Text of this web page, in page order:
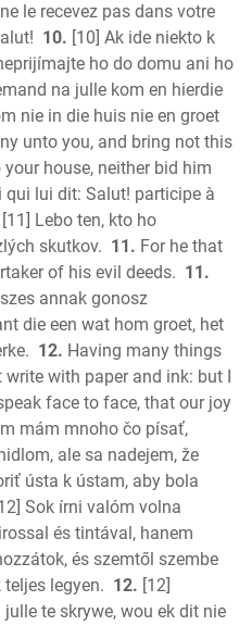
le recevez pas dans votre
10. [10] Ak ide niekto k
ho do domu ani ho
na julle kom en hierdie
nie in die huis nie en groet
unto you, and bring not this
house, neither bid him
qui lui dit: Salut! participe à
[11] Lebo ten, kto ho
skutkov. 11. For he that
of his evil deeds. 11.
annak gonosz
die een wat hom groet, het
12. Having many things
with paper and ink: but I
face to face, that our joy
mám mnoho čo písať,
ale sa nadejem, že
ústa k ústam, aby bola
Sok írni valóm volna
és tintával, hanem
és szemtől szembe
legyen. 12. [12]
te skrywe, wou ek dit nie